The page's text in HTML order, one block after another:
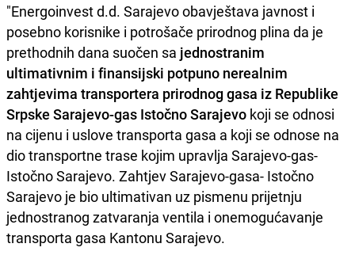
"Energoinvest d.d. Sarajevo obavještava javnost i
posebno korisnike i potrošače prirodnog plina da je
prethodnih dana suočen sa jednostranim
ultimativnim i finansijski potpuno nerealnim
zahtjevima transportera prirodnog gasa iz Republike
Srpske Sarajevo-gas Istočno Sarajevo koji se odnosi
na cijenu i uslove transporta gasa a koji se odnose na
dio transportne trase kojim upravlja Sarajevo-gas-
Istočno Sarajevo. Zahtjev Sarajevo-gasa- Istočno
Sarajevo je bio ultimativan uz pismenu prijetnju
jednostranog zatvaranja ventila i onemogućavanje
transporta gasa Kantonu Sarajevo.